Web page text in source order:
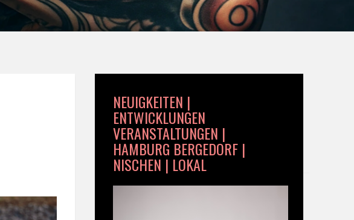
NEUIGKEITEN |
ENTWICKLUNGEN
VERANSTALTUNGEN |
HAMBURG BERGEDORF |
NISCHEN | LOKAL